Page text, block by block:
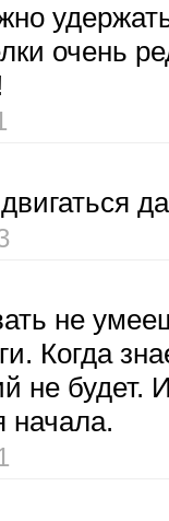
очень
не
Когда
не будет.
начала.